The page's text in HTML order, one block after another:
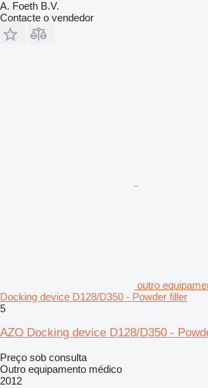
A. Foeth B.V.
Contacte o vendedor
outro
Docking device D128/D350 - Powder filler
5
AZO Docking device D128/D350 -
Preço sob consulta
Outro equipamento médico
2012